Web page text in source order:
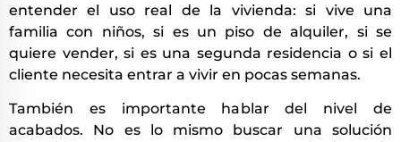
entender el uso real de la vivienda: si vive una
familia con niños, si es un piso de alquiler, si se
quiere vender, si es una segunda residencia o si el
cliente necesita entrar a vivir en pocas semanas.
También es importante hablar del nivel de
acabados. No es lo mismo buscar una solución